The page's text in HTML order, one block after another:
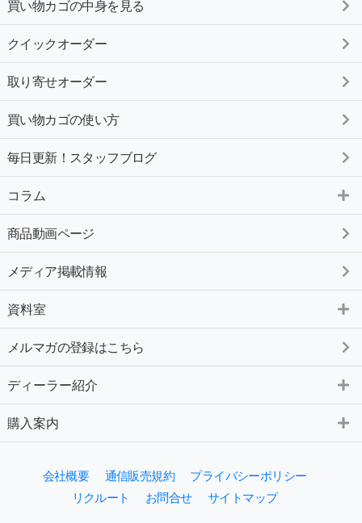
買い物カゴの中身を見る
クイックオーダー
取り寄せオーダー
買い物カゴの使い方
毎日更新！スタッフブログ
コラム
商品動画ページ
メディア掲載情報
資料室
メルマガの登録はこちら
ディーラー紹介
購入案内
会社概要 通信販売規約
プライバシーポリシー
リクルート
お問合せ サイトマップ